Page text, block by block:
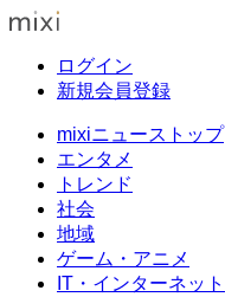
ログイン
新規会員登録
mixiニューストップ
エンタメ
トレンド
社会
地域
ゲーム・アニメ
IT・インターネット